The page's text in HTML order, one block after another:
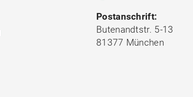
Postanschrift:
Butenandtstr. 5-13
81377 München